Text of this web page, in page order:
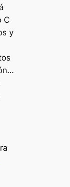
C
y